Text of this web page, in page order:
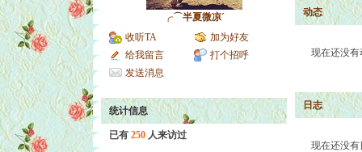
╭⌒半夏微凉ˊ
收听TA
加为好友
给我留言
打个招呼
发送消息
统计信息
已有 250 人来访过
动态
现在还没有
日志
现在还没有